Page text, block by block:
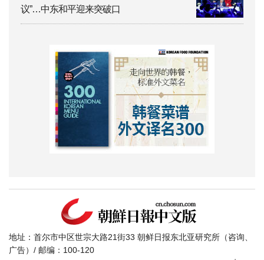
议”…中东和平迎来突破口
地址：首尔市中区世宗大路21街33 朝鲜日报东北亚研究所（咨询、
广告）/ 邮编：100-120